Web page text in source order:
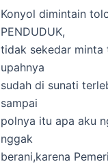
Konyol dimintain
PENDUDUK,
tidak sekedar minta
upahnya
sudah di sunati
sampai
polnya itu apa aku
nggak
berani,karena